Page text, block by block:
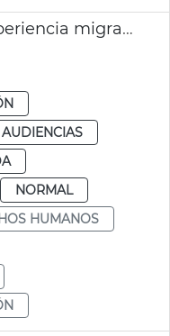
Proyecto interactivo experiencia migratoria
NORMAL
HUMANOS